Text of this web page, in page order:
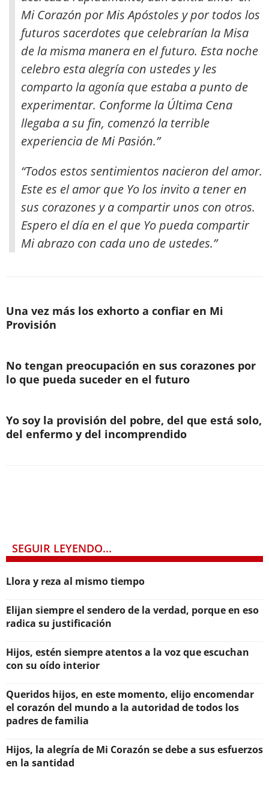
Mi Corazón por Mis Apóstoles y por todos los
futuros sacerdotes que celebrarían la Misa
de la misma manera en el futuro. Esta noche
celebro esta alegría con ustedes y les
comparto la agonía que estaba a punto de
experimentar. Conforme la Última Cena
llegaba a su fin, comenzó la terrible
experiencia de Mi Pasión.”
“Todos estos sentimientos nacieron del amor.
Este es el amor que Yo los invito a tener en
sus corazones y a compartir unos con otros.
Espero el día en el que Yo pueda compartir
Mi abrazo con cada uno de ustedes.”
Una vez más los exhorto a confiar en Mi
Provisión
No tengan preocupación en sus corazones por
lo que pueda suceder en el futuro
Yo soy la provisión del pobre, del que está solo,
del enfermo y del incomprendido
SEGUIR LEYENDO...
Llora y reza al mismo tiempo
Elijan siempre el sendero de la verdad, porque en eso
radica su justificación
Hijos, estén siempre atentos a la voz que escuchan
con su oído interior
Queridos hijos, en este momento, elijo encomendar
el corazón del mundo a la autoridad de todos los
padres de familia
Hijos, la alegría de Mi Corazón se debe a sus esfuerzos
en la santidad